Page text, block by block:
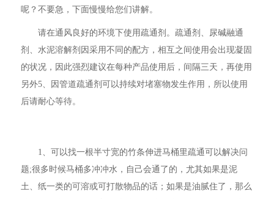
呢？不要急，下面慢慢给您们讲解。
请在通风良好的环境下使用疏通剂。疏通剂、尿碱融通
剂、水泥溶解剂因采用不同的配方，相互之间使用会出现凝固
的状况，因此强烈建议在每种产品使用后，间隔三天，再使用
另外5、因管道疏通剂可以持续对堵塞物发生作用，所以使用
后请耐心等待。
1、可以找一根半寸宽的竹条伸进马桶里疏通可以解决问
题;很多时候马桶多冲冲水，自己会通了的，尤其如果是泥
土、纸一类的可溶或可打散物品的话；如果是油腻住了，那么